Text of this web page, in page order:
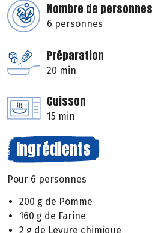
Nombre de personnes
6 personnes
Préparation
20 min
Cuisson
15 min
Ingrédients
Pour 6 personnes
200 g de Pomme
160 g de Farine
2 g de Levure chimique